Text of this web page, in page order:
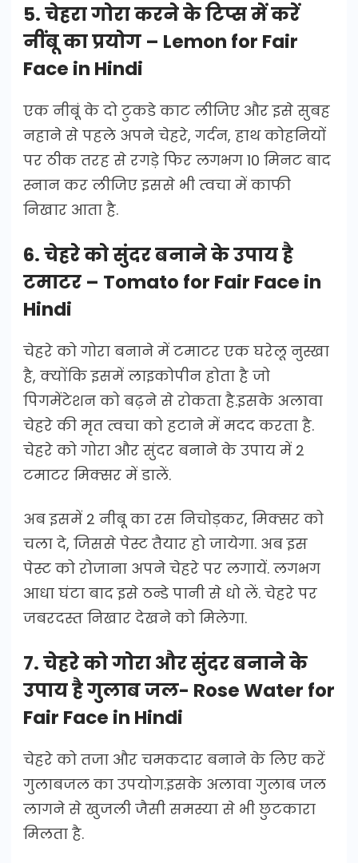
5. चेहरा गोरा करने के टिप्स में करें
नींबू का प्रयोग – Lemon for Fair
Face in Hindi
एक नीबूं के दो टुकडे काट लीजिए और इसे सुबह
नहाने से पहले अपने चेहरे, गर्दन, हाथ कोहनियों
पर ठीक तरह से रगड़े फिर लगभग 10 मिनट बाद
स्नान कर लीजिए इससे भी त्वचा में काफी
निखार आता है.
6. चेहरे को सुंदर बनाने के उपाय है
टमाटर – Tomato for Fair Face in
Hindi
चेहरे को गोरा बनाने में टमाटर एक घरेलू नुस्खा
है, क्योंकि इसमें लाइकोपीन होता है जो
पिगमेंटेशन को बढ़ने से रोकता है.इसके अलावा
चेहरे की मृत त्वचा को हटाने में मदद करता है.
चेहरे को गोरा और सुंदर बनाने के उपाय में 2
टमाटर मिक्सर में डालें.
अब इसमें 2 नीबू का रस निचोड़कर, मिक्सर को
चला दे, जिससे पेस्ट तैयार हो जायेगा. अब इस
पेस्ट को रोजाना अपने चेहरे पर लगायें. लगभग
आधा घंटा बाद इसे ठन्डे पानी से धो लें. चेहरे पर
जबरदस्त निखार देखने को मिलेगा.
7. चेहरे को गोरा और सुंदर बनाने के
उपाय है गुलाब जल- Rose Water for
Fair Face in Hindi
चेहरे को तजा और चमकदार बनाने के लिए करें
गुलाबजल का उपयोग.इसके अलावा गुलाब जल
लागने से खुजली जैसी समस्या से भी छुटकारा
मिलता है.